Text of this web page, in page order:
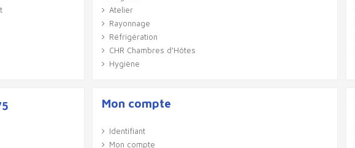
Atelier
Rayonnage
Réfrigération
CHR Chambres d'Hôtes
Hygiène
Mon compte
Identifiant
Mon compte